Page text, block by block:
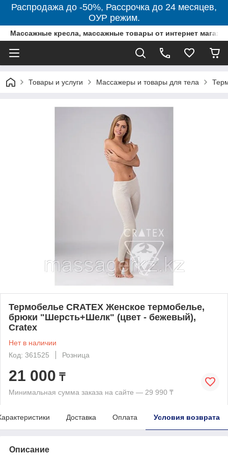
Распродажа до -50%, Рассрочка до 24 месяцев,
ОУР режим.
Массажные кресла, массажные товары от интернет
Товары и услуги Массажеры и товары для тела
Термобелье CRATEX Женское термобелье,
брюки "Шерсть+Шелк" (цвет - бежевый),
Cratex
Нет в наличии
Код: 361525
Розница
21 000 ₸
Минимальная сумма заказа на сайте — 29 990 ₸
Доставка Оплата Условия возврата
Описание